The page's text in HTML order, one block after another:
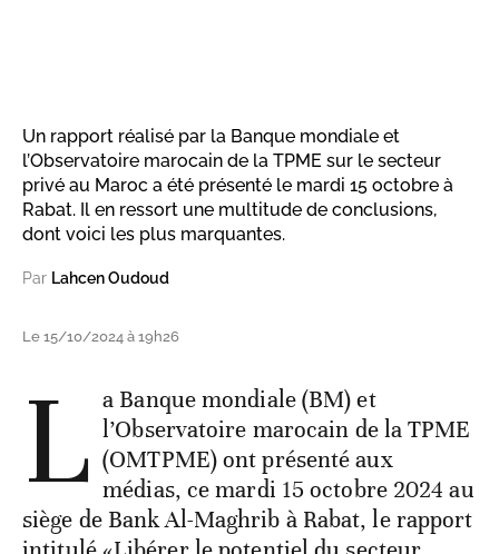
Un rapport réalisé par la Banque mondiale et
l’Observatoire marocain de la TPME sur le secteur
privé au Maroc a été présenté le mardi 15 octobre à
Rabat. Il en ressort une multitude de conclusions,
dont voici les plus marquantes.
Par Lahcen Oudoud
Le 15/10/2024 à 19h26
L a Banque mondiale (BM) et
l’Observatoire marocain de la TPME
(OMTPME) ont présenté aux
médias, ce mardi 15 octobre 2024 au
siège de Bank Al-Maghrib à Rabat, le rapport